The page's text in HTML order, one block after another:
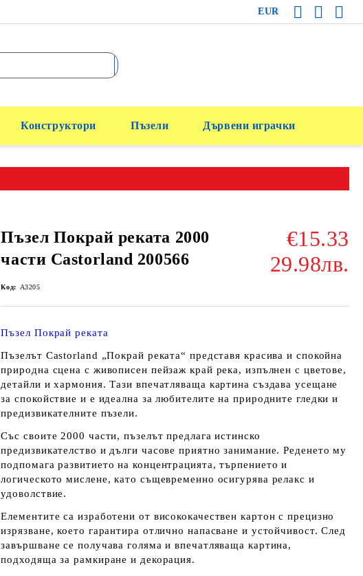
EUR
Конструктори Пъзели Дървени играчки
Пъзел Покрай реката 2000
части Castorland 200566
€15.33
29.98лв.
Код: A3205
Пъзел Покрай реката
Пъзелът Castorland „Покрай реката“ представя красива и спокойна
природна сцена с живописен пейзаж край река, изпълнен с цветове,
детайли и хармония. Тази впечатляваща картина създава усещане
за спокойствие и е идеална за любителите на природните гледки и
предизвикателните пъзели.
Със своите 2000 части, пъзелът предлага истинско
предизвикателство и дълги часове приятно занимание. Реденето му
подпомага развитието на концентрацията, търпението и
логическото мислене, като същевременно осигурява релакс и
удоволствие.
Елементите са изработени от висококачествен картон с прецизно
изрязване, което гарантира отлично напасване и устойчивост. След
завършване се получава голяма и впечатляваща картина,
подходяща за рамкиране и декорация.